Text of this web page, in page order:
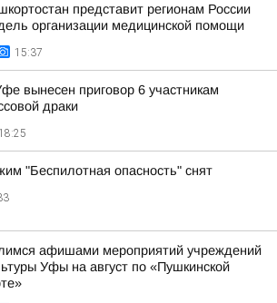
представит регионам России
организации медицинской помощи
15:37
вынесен приговор 6 участникам
драки
18:25
"Беспилотная опасность" снят
афишами мероприятий учреждений
Уфы на август по «Пушкинской